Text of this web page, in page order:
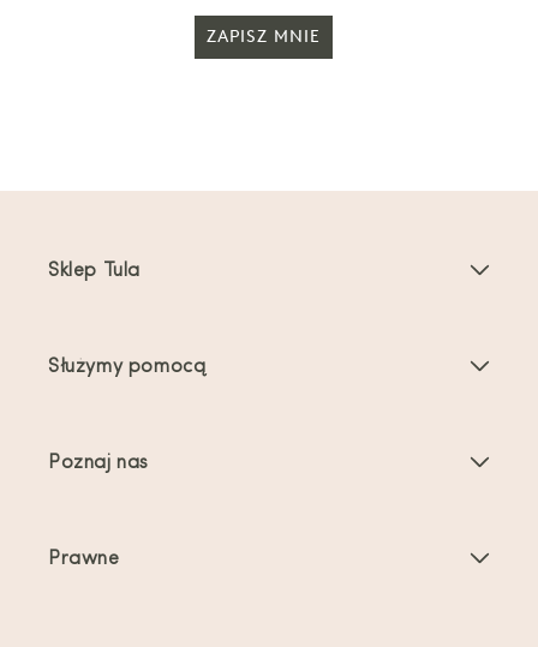
ZAPISZ MNIE
Sklep Tula
Oferty i promocje
Służymy pomocą
Poznaj nas
Prawne